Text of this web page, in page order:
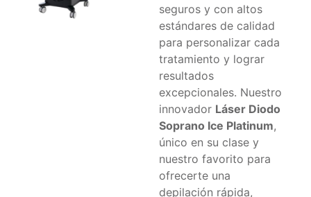
seguros y con altos
estándares de calidad
para personalizar cada
tratamiento y lograr
resultados
excepcionales. Nuestro
innovador Láser Diodo
Soprano Ice Platinum,
único en su clase y
nuestro favorito para
ofrecerte una
depilación rápida,